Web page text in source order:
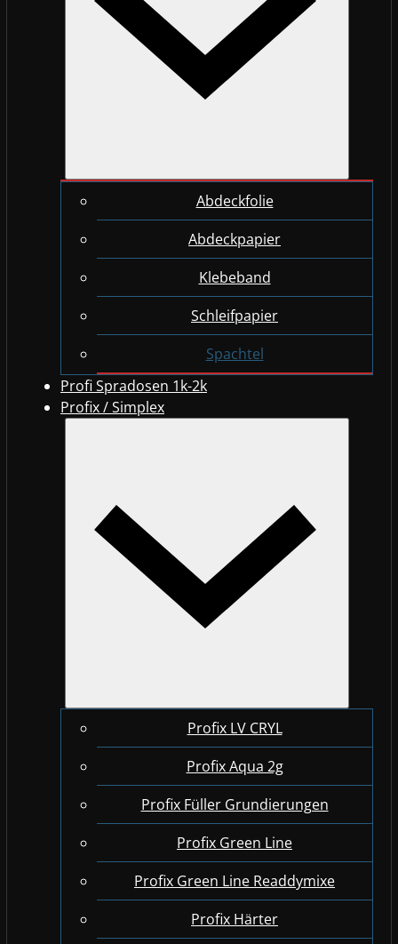
Abdeckfolie
Abdeckpapier
Klebeband
Schleifpapier
Spachtel
Profi Spradosen 1k-2k
Profix / Simplex
Profix LV CRYL
Profix Aqua 2g
Profix Füller Grundierungen
Profix Green Line
Profix Green Line Readdymixe
Profix Härter